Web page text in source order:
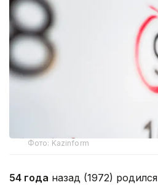
Фото: Kazinform
54 года назад (1972) родился